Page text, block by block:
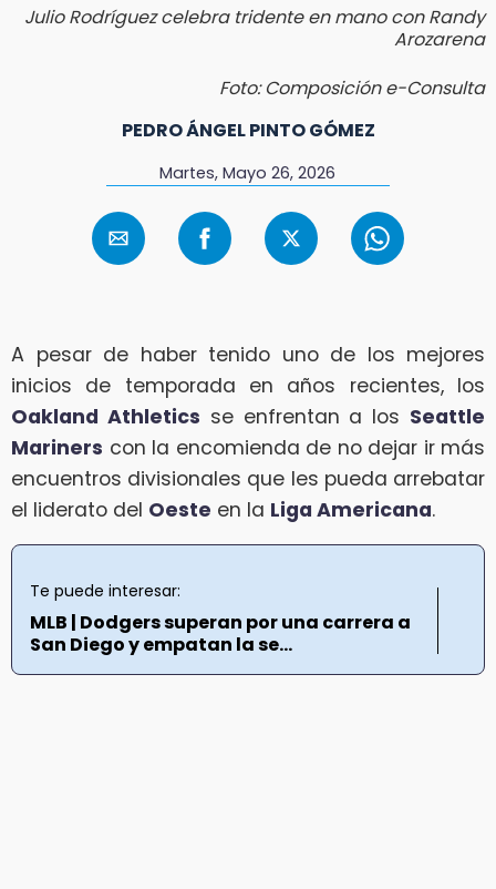
Julio Rodríguez celebra tridente en mano con Randy
Arozarena
Foto: Composición e-Consulta
PEDRO ÁNGEL PINTO GÓMEZ
Martes, Mayo 26, 2026
A pesar de haber tenido uno de los mejores
inicios de temporada en años recientes, los
Oakland Athletics se enfrentan a los Seattle
Mariners con la encomienda de no dejar ir más
encuentros divisionales que les pueda arrebatar
el liderato del Oeste en la Liga Americana.
Te puede interesar:
MLB | Dodgers superan por una carrera a
San Diego y empatan la se...